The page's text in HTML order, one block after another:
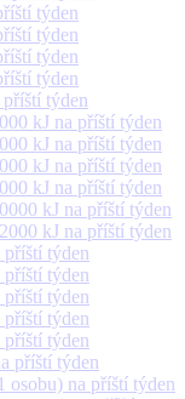
týden
týden
týden
týden
týden
kJ na příští týden
kJ na příští týden
kJ na příští týden
kJ na příští týden
kJ na příští týden
kJ na příští týden
týden
týden
týden
týden
týden
příští týden
na příští týden